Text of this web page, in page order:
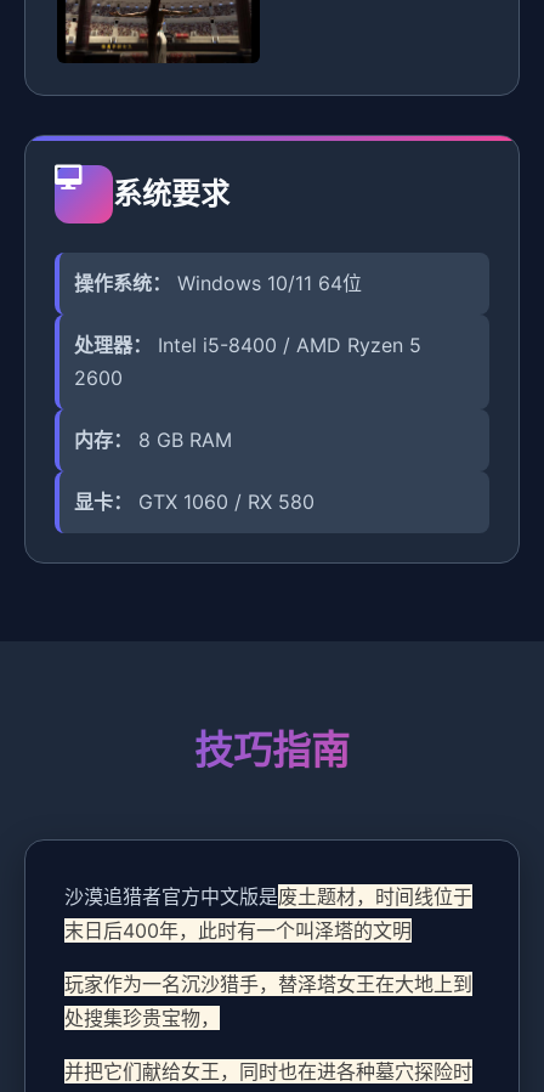
系统要求
操作系统： Windows 10/11 64位
处理器：
Intel i5-8400 / AMD Ryzen 5
2600
内存： 8 GB RAM
显卡： GTX 1060 / RX 580
技巧指南
沙漠追猎者官方中文版是废土题材，时间线位于
末日后400年，此时有一个叫泽塔的文明
玩家作为一名沉沙猎手，替泽塔女王在大地上到
处搜集珍贵宝物，
并把它们献给女王，同时也在进各种墓穴探险时